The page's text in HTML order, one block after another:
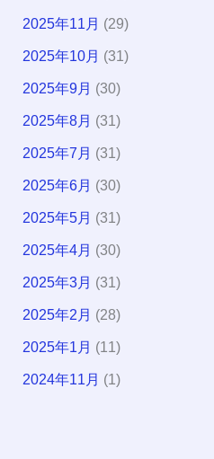
2025年11月 (29)
2025年10月 (31)
2025年9月 (30)
2025年8月 (31)
2025年7月 (31)
2025年6月 (30)
2025年5月 (31)
2025年4月 (30)
2025年3月 (31)
2025年2月 (28)
2025年1月 (11)
2024年11月 (1)